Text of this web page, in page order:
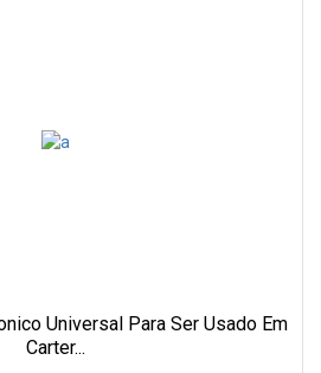
Universal Para Ser Usado Em
Carter...